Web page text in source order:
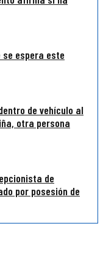
se espera este
de vehículo al
otra persona
de
por posesión de